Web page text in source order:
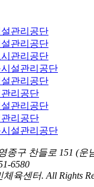
관리공단
관리공단
관리공단
설관리공단
관리공단
리공단
관리공단
리공단
설관리공단
종구 찬들로 151 (운
6580
육센터. All Rights